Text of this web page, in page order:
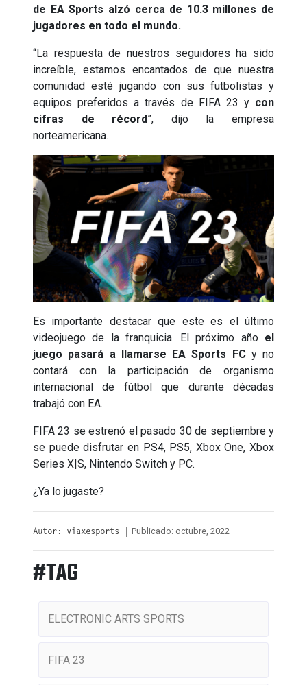
de EA Sports alzó cerca de 10.3 millones de
jugadores en todo el mundo.
“La respuesta de nuestros seguidores ha sido
increíble, estamos encantados de que nuestra
comunidad esté jugando con sus futbolistas y
equipos preferidos a través de FIFA 23 y con
cifras de récord”, dijo la empresa
norteamericana.
Es importante destacar que este es el último
videojuego de la franquicia. El próximo año el
juego pasará a llamarse EA Sports FCy no
contará con la participación de organismo
internacional de fútbol que durante décadas
trabajó con EA.
FIFA 23 se estrenó el pasado 30 de septiembre y
se puede disfrutar en PS4, PS5, Xbox One, Xbox
Series X|S, Nintendo Switch y PC.
¿Ya lo jugaste?
Autor: viaxesports | Publicado: octubre, 2022
#TAG
ELECTRONIC ARTS SPORTS
FIFA 23